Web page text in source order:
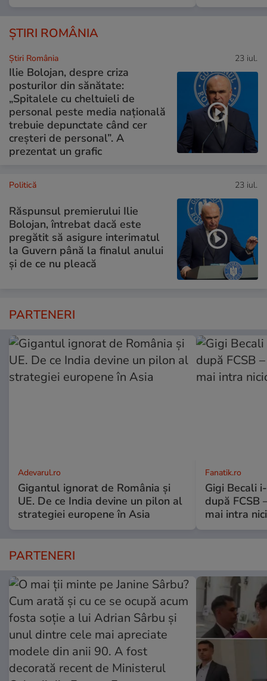
ȘTIRI ROMÂNIA
Știri România 23 iul.
Ilie Bolojan, despre criza
posturilor din sănătate:
„Spitalele cu cheltuieli de
personal peste media națională
trebuie depunctate când cer
creșteri de personal”. A
prezentat un grafic
Politică 23 iul.
Răspunsul premierului Ilie
Bolojan, întrebat dacă este
pregătit să asigure interimatul
la Guvern până la finalul anului
și de ce nu pleacă
PARTENERI
Adevarul.ro
Gigantul ignorat de România și
UE. De ce India devine un pilon al
strategiei europene în Asia
Fanatik.ro
Gigi Becali
după FCSB
mai intra
PARTENERI